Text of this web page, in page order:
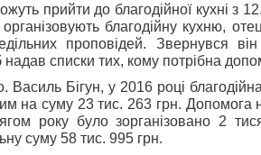
прийти до благодійної кухні з
благодійну кухню,
проповідей. Звернувся
списки тих, кому потрібна
Василь Бігун, у 2016 році
на суму 23 тис. 263 грн. Допомога
року було зорганізовано 2
суму 58 тис. 995 грн.